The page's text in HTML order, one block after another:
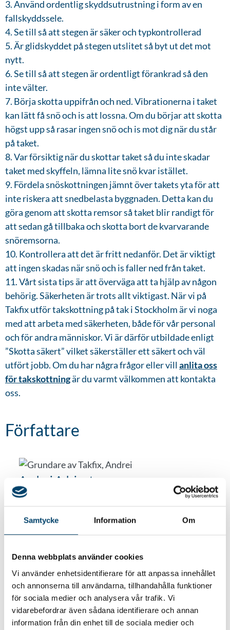
Samtycke Information Om
Denna webbplats använder cookies
Vi använder enhetsidentifierare för att anpassa innehållet
och annonserna till användarna, tillhandahålla funktioner
för sociala medier och analysera vår trafik. Vi
vidarebefordrar även sådana identifierare och annan
information från din enhet till de sociala medier och
3. Använd ordentlig skyddsutrustning i form av en
fallskyddssele.
4. Se till så att stegen är säker och typkontrollerad
5. Är glidskyddet på stegen utslitet så byt ut det mot
nytt.
6. Se till så att stegen är ordentligt förankrad så den
inte välter.
7. Börja skotta uppifrån och ned. Vibrationerna i taket
kan lätt få snö och is att lossna. Om du börjar att skotta
högst upp så rasar ingen snö och is mot dig när du står
på taket.
8. Var försiktig när du skottar taket så du inte skadar
taket med skyffeln, lämna lite snö kvar istället.
9. Fördela snöskottningen jämnt över takets yta för att
inte riskera att snedbelasta byggnaden. Detta kan du
göra genom att skotta remsor så taket blir randigt för
att sedan gå tillbaka och skotta bort de kvarvarande
snöremsorna.
10. Kontrollera att det är fritt nedanför. Det är viktigt
att ingen skadas när snö och is faller ned från taket.
11. Vårt sista tips är att överväga att ta hjälp av någon
behörig. Säkerheten är trots allt viktigast. När vi på
Takfix utför takskottning på tak i Stockholm är vi noga
med att arbeta med säkerheten, både för vår personal
och för andra människor. Vi är därför utbildade enligt
”Skotta säkert” vilket säkerställer ett säkert och väl
utfört jobb. Om du har några frågor eller villanlita oss
för takskottningär du varmt välkommen att kontakta
oss.
Författare
Andrei Adzinets
VD Takfix
Tillbaka till alla referenser